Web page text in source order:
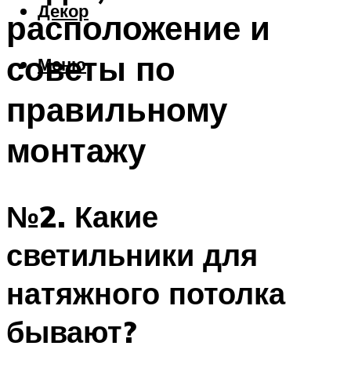
Декор
Меню
расположение и
советы по
правильному
монтажу
№2. Какие
светильники для
натяжного потолка
бывают?